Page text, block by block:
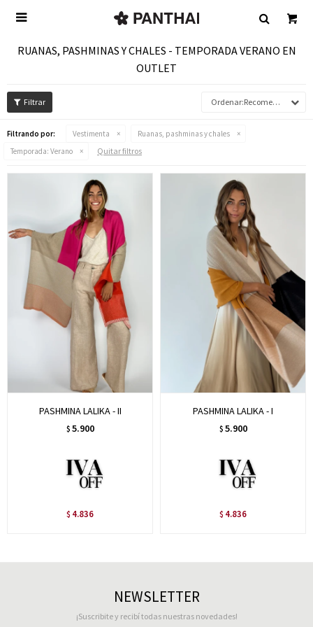

RUANAS, PASHMINAS Y CHALES - TEMPORADA VERANO EN
OUTLET
Recomendados
Filtrando por: Vestimenta
Ruanas, pashminas y chales
Temporada: Verano Quitar filtros
PASHMINA LALIKA - II
$ 5.900
$ 4.836
PASHMINA LALIKA - I
$ 5.900
$ 4.836
NEWSLETTER
¡Suscribite y recibí todas nuestras novedades!